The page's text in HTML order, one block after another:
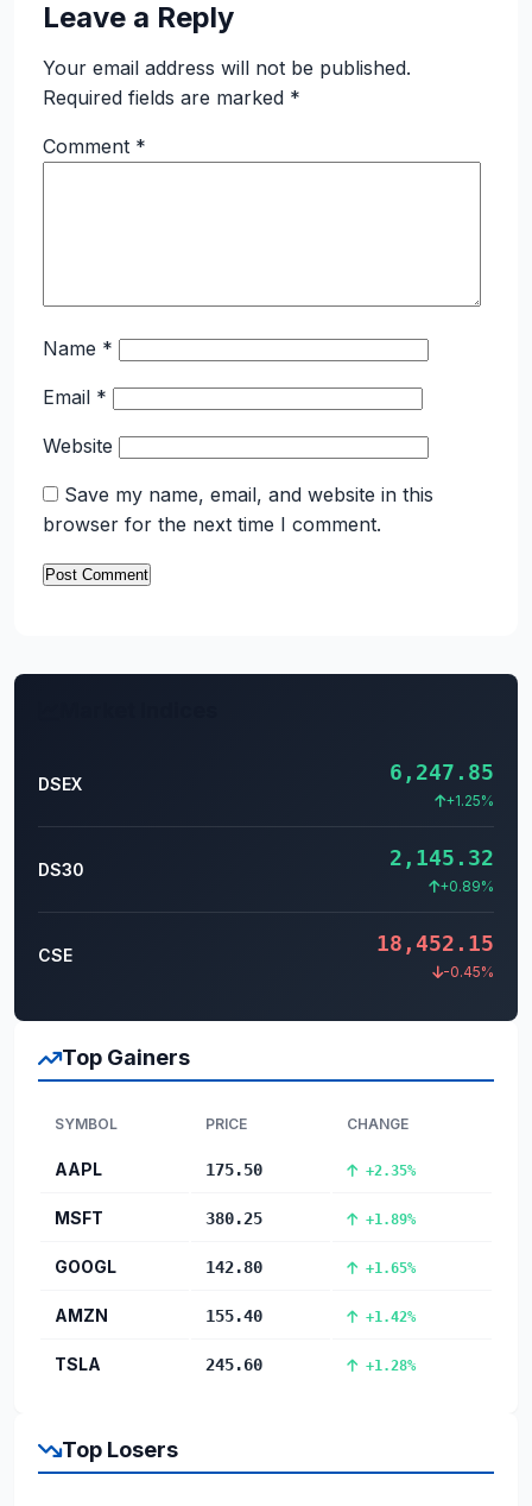
Leave a Reply
Your email address will not be published.
Required fields are marked *
Comment *
Name *
Email *
Website
Save my name, email, and website in this
browser for the next time I comment.
DSEX 6,247.85
+1.25%
DS30 2,145.32
+0.89%
CSE 18,452.15
-0.45%
Top Gainers
SYMBOL PRICE CHANGE
AAPL 175.50 +2.35%
MSFT 380.25 +1.89%
GOOGL 142.80 +1.65%
AMZN 155.40 +1.42%
TSLA 245.60 +1.28%
Top Losers